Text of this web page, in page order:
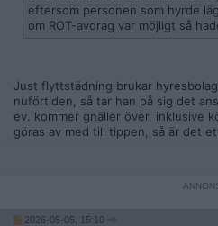
eftersom personen som hyrde
om ROT-avdrag var möjligt så
Just flyttstädning brukar
nuförtiden, så tar han på sig det
ev. kommer gnäller över, inklusive
göras av med till tippen, så är det
2026-05-05, 15:10